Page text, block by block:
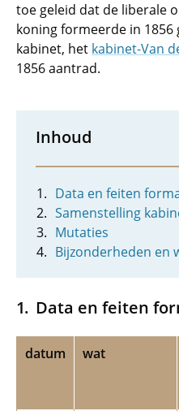
toe geleid dat de liberale
koning formeerde in
kabinet, het kabinet-Van
1856 aantrad.
Inhoud
Data en feiten
Samenstelling
Mutaties
Bijzonderheden en
Data en feiten
datum wat